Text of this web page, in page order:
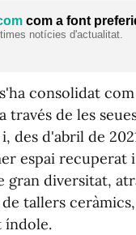
com a font
notícies d'actualitat.
s'ha consolidat
través de les
des d'abril de
espai recuperat
gran diversitat,
tallers
índole.